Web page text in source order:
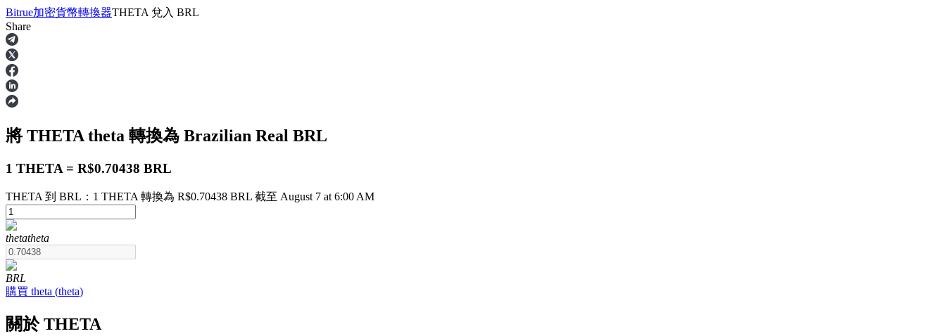
合約
多種以USDT結算的永續合約
Bitrue加密貨幣轉換器THETA 兌入 BRL
Share
將 THETA theta 轉換為 Brazilian Real BRL
1 THETA = R$0.70438 BRL
THETA 到 BRL：1 THETA 轉換為 R$0.70438 BRL 截至 August 7 at 6:00 AM
thetatheta
BRL
購買 theta (theta)
關於 THETA